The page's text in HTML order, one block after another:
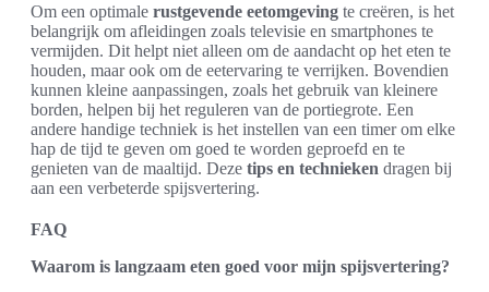
Om een optimale rustgevende eetomgeving te creëren, is het
belangrijk om afleidingen zoals televisie en smartphones te
vermijden. Dit helpt niet alleen om de aandacht op het eten te
houden, maar ook om de eetervaring te verrijken. Bovendien
kunnen kleine aanpassingen, zoals het gebruik van kleinere
borden, helpen bij het reguleren van de portiegrote. Een
andere handige techniek is het instellen van een timer om elke
hap de tijd te geven om goed te worden geproefd en te
genieten van de maaltijd. Deze tips en technieken dragen bij
aan een verbeterde spijsvertering.
FAQ
Waarom is langzaam eten goed voor mijn spijsvertering?